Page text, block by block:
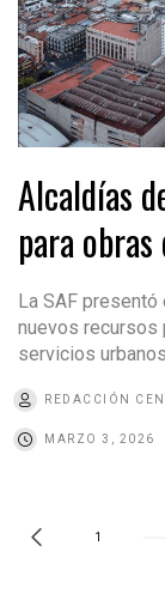
Alcaldías
para
La SAF
nuevos recursos
servicios
REDACCIÓN
MARZO 3, 2026
1